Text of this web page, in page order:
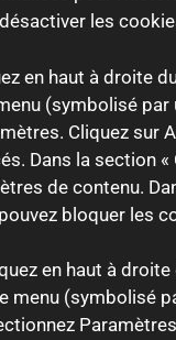
les
en haut à droite
(symbolisé par
Cliquez sur
Dans la section «
de contenu.
bloquer les
en haut à
menu (symbolisé